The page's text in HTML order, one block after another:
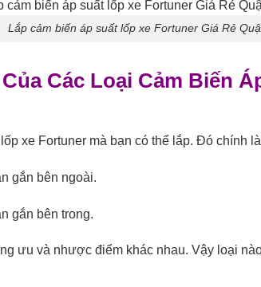
Lắp cảm biến áp suất lốp xe Fortuner Giá Rẻ
Các Loại Cảm Biến
xe Fortuner mà bạn có thể lắp. Đó chính
gắn bên ngoài.
gắn bên trong.
ưu và nhược điểm khác nhau. Vậy loại